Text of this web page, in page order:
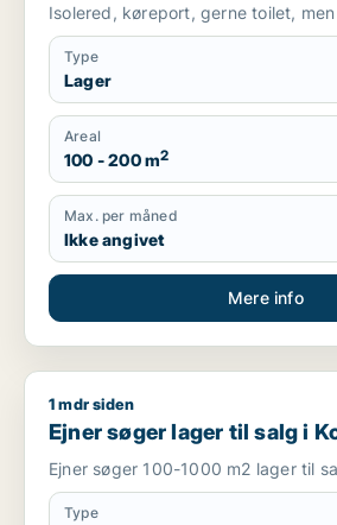
Isolered, køreport, gerne toilet,
Type
Lager
Areal
100 - 200 m2
Max. per måned
Ikke angivet
Mere info
Ejner søger lager til salg i Kolding
1 mdr siden
Ejner søger lager til salg i
Ejner søger 100-1000 m2 lager til
Type